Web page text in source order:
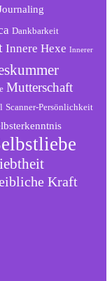
Dankbarkeit
Innere Hexe Innerer
Mutterschaft
Scanner-Persönlichkeit
Kraft